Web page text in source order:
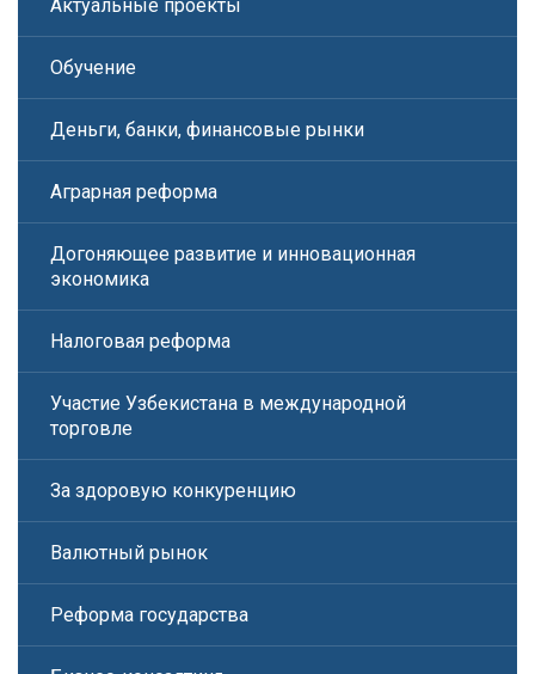
Актуальные проекты
Обучение
Деньги, банки, финансовые рынки
Аграрная реформа
Догоняющее развитие и инновационная
экономика
Налоговая реформа
Участие Узбекистана в международной
торговле
За здоровую конкуренцию
Валютный рынок
Реформа государства